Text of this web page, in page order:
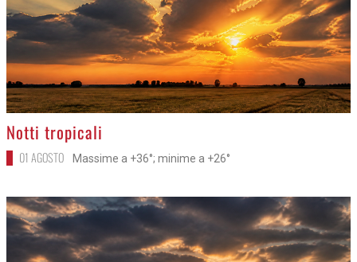
>
Notti tropicali
01 AGOSTO Massime a +36°; minime a +26°